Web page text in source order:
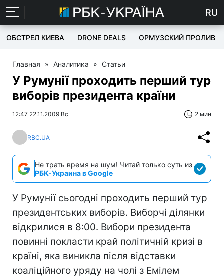
RU
ОБСТРЕЛ КИЕВА DRONE DEALS ОРМУЗСКИЙ ПРОЛИВ
Главная » Аналитика » Статьи
У Румунії проходить перший тур
виборів президента країни
12:47 22.11.2009 Вс 2 мин
RBC.UA
Не трать время на шум! Читай только суть из
РБК-Украина в Google
У Румунії сьогодні проходить перший тур
президентських виборів. Виборчі ділянки
відкрилися в 8:00. Вибори президента
повинні покласти край політичній кризі в
країні, яка виникла після відставки
коаліційного уряду на чолі з Емілем